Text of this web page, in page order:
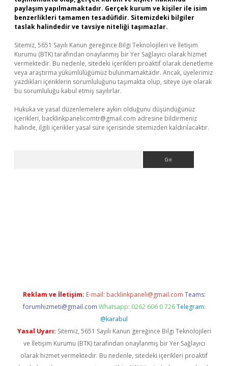
paylaşım yapılmamaktadır. Gerçek kurum ve kişiler ile isim
benzerlikleri tamamen tesadüfidir. Sitemizdeki bilgiler
taslak halindedir ve tavsiye niteliği taşımazlar.
Sitemiz, 5651 Sayılı Kanun gereğince Bilgi Teknolojileri ve İletişim
Kurumu (BTK) tarafından onaylanmış bir Yer Sağlayıcı olarak hizmet
vermektedir. Bu nedenle, sitedeki içerikleri proaktif olarak denetleme
veya araştırma yükümlülüğümüz bulunmamaktadır. Ancak, üyelerimiz
yazdıkları içeriklerin sorumluluğunu taşımakta olup, siteye üye olarak
bu sorumluluğu kabul etmiş sayılırlar.
Hukuka ve yasal düzenlemelere aykırı olduğunu düşündüğünüz
içerikleri, backlinkpanelicomtr@gmail.com adresine bildirmeniz
halinde, ilgili içerikler yasal süre içerisinde sitemizden kaldırılacaktır.
Reklam ve İletişim: E-mail: backlinkpaneli@gmail.com Teams:
forumhizmeti@gmail.com Whatsapp: 0262 606 0 726 Telegram:
@karabul
Yasal Uyarı: Sitemiz, 5651 Sayılı Kanun gereğince Bilgi Teknolojileri
ve İletişim Kurumu (BTK) tarafından onaylanmış bir Yer Sağlayıcı
olarak hizmet vermektedir. Bu nedenle, sitedeki içerikleri proaktif